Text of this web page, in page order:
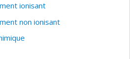
ionisant
non ionisant